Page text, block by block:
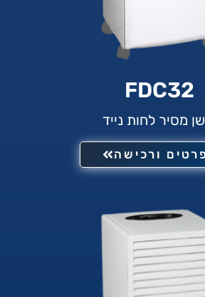
FDC32
מסיר לחות נייד
ורכישה